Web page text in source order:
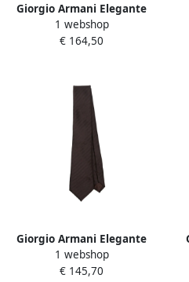
Giorgio Armani Elegante
Zijden Stropdas voor
Mannen Pink Heren
1 webshop
€ 164,50
Giorgio Armani Elegante
Zijden Stropdas voor
Mannen Brown Heren
1 webshop
€ 145,70